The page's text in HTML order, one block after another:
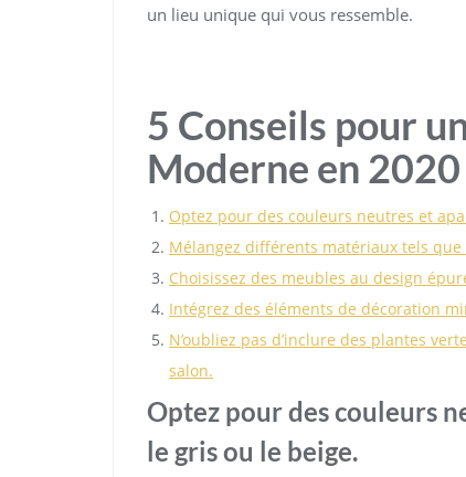
un lieu unique qui vous ressemble.
5 Conseils pour
Moderne en 2020
Optez pour des couleurs neutres et
Mélangez différents matériaux tels
Choisissez des meubles au design
Intégrez des éléments de décoration
N’oubliez pas d’inclure des plantes
salon.
Optez pour des couleurs
le gris ou le beige.